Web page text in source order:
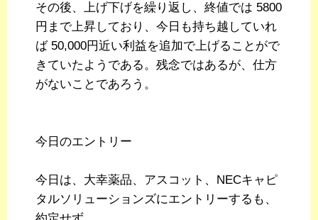
その後、上げ下げを繰り返し、終値では 5800
円まで上昇しており、今日も持ち越していれ
ば 50,000円近い利益を追加で上げることがで
きていたようである。残念ではあるが、仕方
がないことであろう。
今日のエントリー
今日は、大幸薬品、アスコット、NECキャピ
タルソリューションズにエントリーするも、